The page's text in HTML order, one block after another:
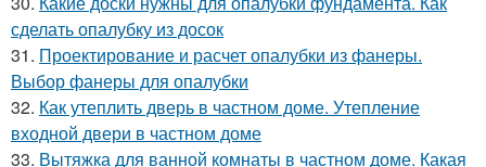
сделать опалубку из досок
31. Проектирование и расчет опалубки из фанеры.
Выбор фанеры для опалубки
32. Как утеплить дверь в частном доме. Утепление
входной двери в частном доме
33. Вытяжка для ванной комнаты в частном доме. Какая